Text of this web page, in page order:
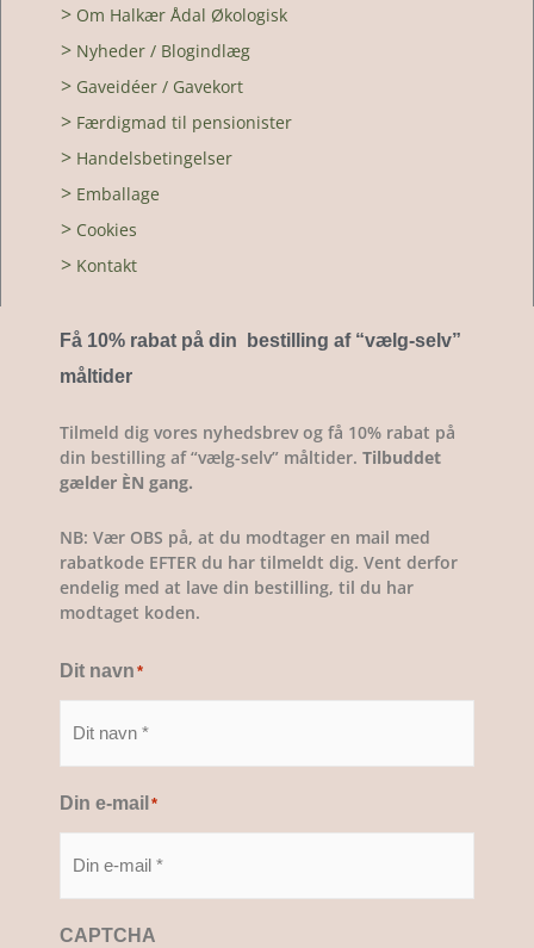
> Om Halkær Ådal Økologisk
> Nyheder / Blogindlæg
> Gaveidéer / Gavekort
> Færdigmad til pensionister
> Handelsbetingelser
> Emballage
> Cookies
> Kontakt
Få 10% rabat på din bestilling af “vælg-selv”
måltider
Tilmeld dig vores nyhedsbrev og få 10% rabat på
din bestilling af “vælg-selv” måltider. Tilbuddet
gælder ÈN gang.
NB: Vær OBS på, at du modtager en mail med
rabatkode EFTER du har tilmeldt dig. Vent derfor
endelig med at lave din bestilling, til du har
modtaget koden.
Dit navn *
Din e-mail *
CAPTCHA